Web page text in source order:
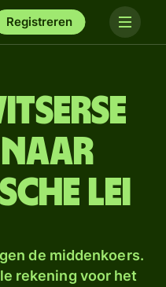
Registreren
lei
de middenkoers.
rekening voor het